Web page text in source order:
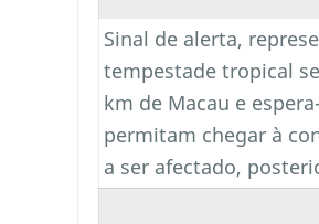
Sinal de alerta,
tempestade tropical
km de Macau e
permitam chegar à
a ser afectado,